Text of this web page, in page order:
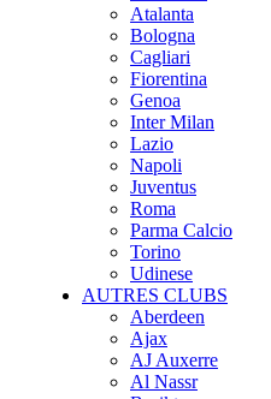
Atalanta
Bologna
Cagliari
Fiorentina
Genoa
Inter Milan
Lazio
Napoli
Juventus
Roma
Parma Calcio
Torino
Udinese
AUTRES CLUBS
Aberdeen
Ajax
AJ Auxerre
Al Nassr